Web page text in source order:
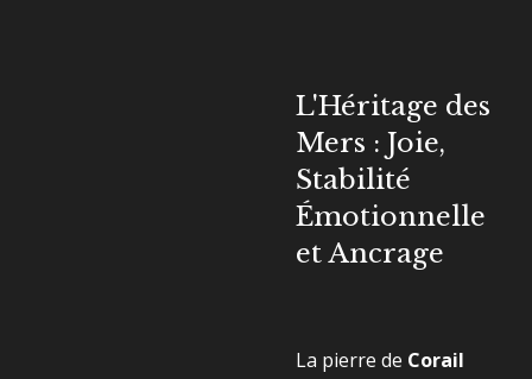
L'Héritage des
Mers : Joie,
Stabilité
Émotionnelle
et Ancrage
La pierre de Corail